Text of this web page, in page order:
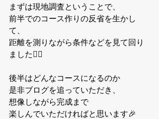
まずは現地調査ということで、
前半でのコース作りの反省を生かし
て、
距離を測りながら条件などを見て回り
ました🏃‍♂️
後半はどんなコースになるのか
是非ブログを追っていただき、
想像しながら完成まで
楽しんでいただければと思います🎉